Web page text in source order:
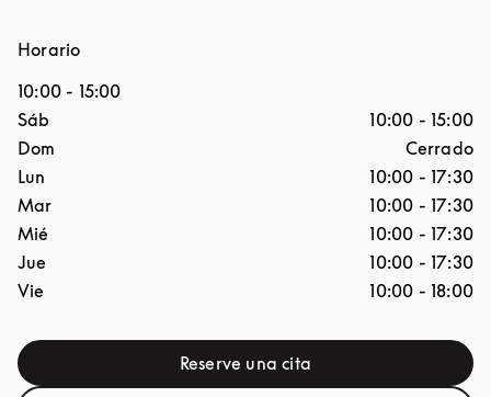
Horario
10:00 - 15:00
Día de la semana
Sáb 10:00 - 15:00
Dom
Cerrado
Lun
10:00 - 17:30
Mar
10:00 - 17:30
Mié
10:00 - 17:30
Jue
10:00 - 17:30
Vie
10:00 - 18:00
Reserve una citaLink Opens in New Tab